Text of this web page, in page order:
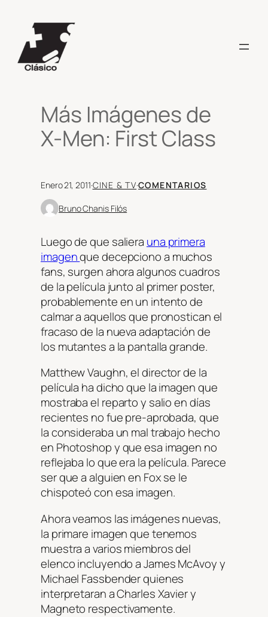
contenido
Más Imágenes de
X-Men: First Class
Enero 21, 2011·CINE & TV·COMENTARIOS
Bruno Chanis Filós
Luego de que saliera una primera
imagenque decepciono a muchos
fans, surgen ahora algunos cuadros
de la película junto al primer poster,
probablemente en un intento de
calmar a aquellos que pronostican el
fracaso de la nueva adaptación de
los mutantes a la pantalla grande.
Matthew Vaughn, el director de la
película ha dicho que la imagen que
mostraba el reparto y salio en días
recientes no fue pre-aprobada, que
la consideraba un mal trabajo hecho
en Photoshop y que esa imagen no
reflejaba lo que era la película. Parece
ser que a alguien en Fox se le
chispoteó con esa imagen.
Ahora veamos las imágenes nuevas,
la primare imagen que tenemos
muestra a varios miembros del
elenco incluyendo a James McAvoy y
Michael Fassbender quienes
interpretaran a Charles Xavier y
Magneto respectivamente.